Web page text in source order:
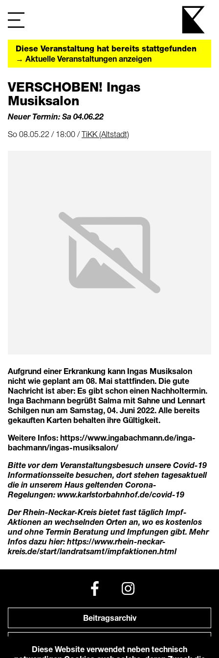
Diese Veranstaltung hat bereits stattgefunden
→ Aktuelle Veranstaltungen anzeigen
VERSCHOBEN! Ingas
Musiksalon
Neuer Termin: Sa 04.06.22
So 08.05.22 / 18:00 /TiKK (Altstadt)
Aufgrund einer Erkrankung kann Ingas Musiksalon
nicht wie geplant am 08. Mai stattfinden. Die gute
Nachricht ist aber: Es gibt schon einen Nachholtermin.
Inga Bachmann begrüßt Salma mit Sahne und Lennart
Schilgen nun am Samstag, 04. Juni 2022. Alle bereits
gekauften Karten behalten ihre Gültigkeit.
Weitere Infos: https://www.ingabachmann.de/inga-
bachmann/ingas-musiksalon/
Bitte vor dem Veranstaltungsbesuch unsere Covid-19
Informationsseite besuchen, dort stehen tagesaktuell
die in unserem Haus geltenden Corona-
Regelungen: www.karlstorbahnhof.de/covid-19
Der Rhein-Neckar-Kreis bietet fast täglich Impf-
Aktionen an wechselnden Orten an, wo es kostenlos
und ohne Termin Beratung und Impfungen gibt. Mehr
Infos dazu hier: https://www.rhein-neckar-
kreis.de/start/landratsamt/impfaktionen.html
Beitragsarchiv
Diese Website verwendet neben technisch